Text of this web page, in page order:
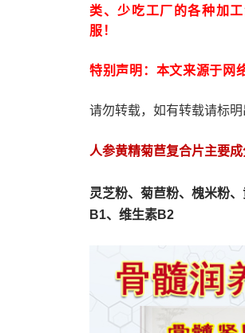
类、少吃工厂的各种加
服！
特别声明：本文来源于网
请勿转载，如有转载请标明
人参黄精菊苣复合片主要成
灵芝粉、 菊苣粉、 槐米粉、
B1、维生素B2